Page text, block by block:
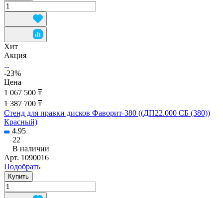
Хит
Акция
-23%
Цена
1 067 500 ₸
1 387 700 ₸
Стенд для правки дисков Фаворит-380 ((ДП22.000 СБ (380))
Красный)
4.95
22
В наличии
Арт. 1090016
Подобрать
Купить